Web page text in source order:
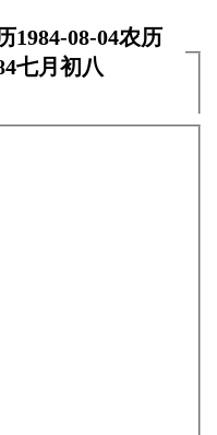
1984-08-04农历
七月初八